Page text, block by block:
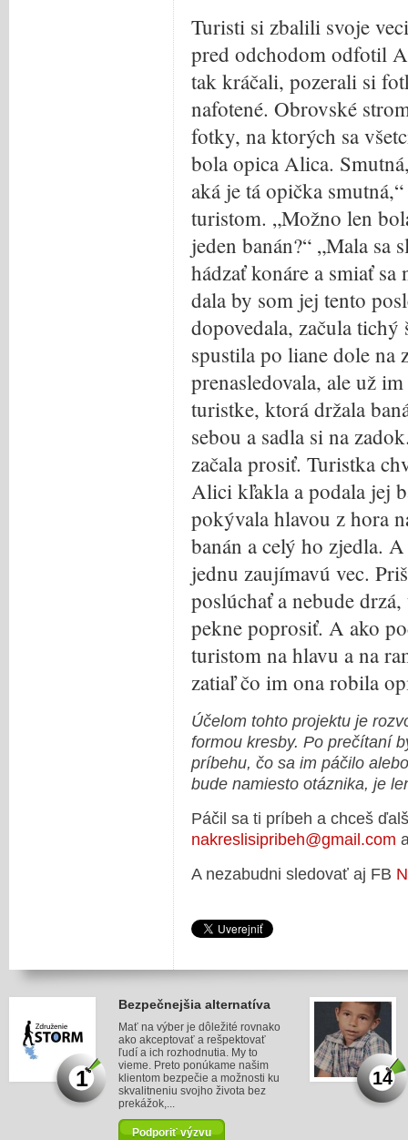
Turisti si zbalili svoje
pred odchodom odfotil
tak kráčali, pozerali si
nafotené. Obrovské
fotky, na ktorých sa
bola opica Alica.
aká je tá opička
turistom. „Možno len
jeden banán?“ „Mala sa
hádzať konáre a smiať
dala by som jej tento
dopovedala, začula
spustila po liane dole na
prenasledovala, ale už
turistke, ktorá držala
sebou a sadla si na
začala prosiť. Turistka
Alici kľakla a podala jej
pokývala hlavou z hora
banán a celý ho zjedla.
jednu zaujímavú vec.
poslúchať a nebude
pekne poprosiť. A ako
turistom na hlavu a na
zatiaľ čo im ona robila
Účelom tohto projektu je
formou kresby. Po prečítaní
príbehu, čo sa im páčilo
bude namiesto otáznika, je
Páčil sa ti príbeh a chceš
nakreslisipribeh@gmail.com
A nezabudni sledovať aj FB
1
Bezpečnejšia alternatíva
Mať na výber je dôležité rovnako
ako akceptovať a rešpektovať
ľudí a ich rozhodnutia. My to
vieme. Preto ponúkame našim
klientom bezpečie a možnosti ku
skvalitneniu svojho života bez
prekážok,...
Podporiť výzvu
14